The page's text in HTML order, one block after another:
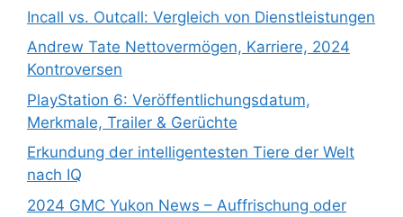
Incall vs. Outcall: Vergleich von Dienstleistungen
Andrew Tate Nettovermögen, Karriere, 2024
Kontroversen
PlayStation 6: Veröffentlichungsdatum,
Merkmale, Trailer & Gerüchte
Erkundung der intelligentesten Tiere der Welt
nach IQ
2024 GMC Yukon News – Auffrischung oder